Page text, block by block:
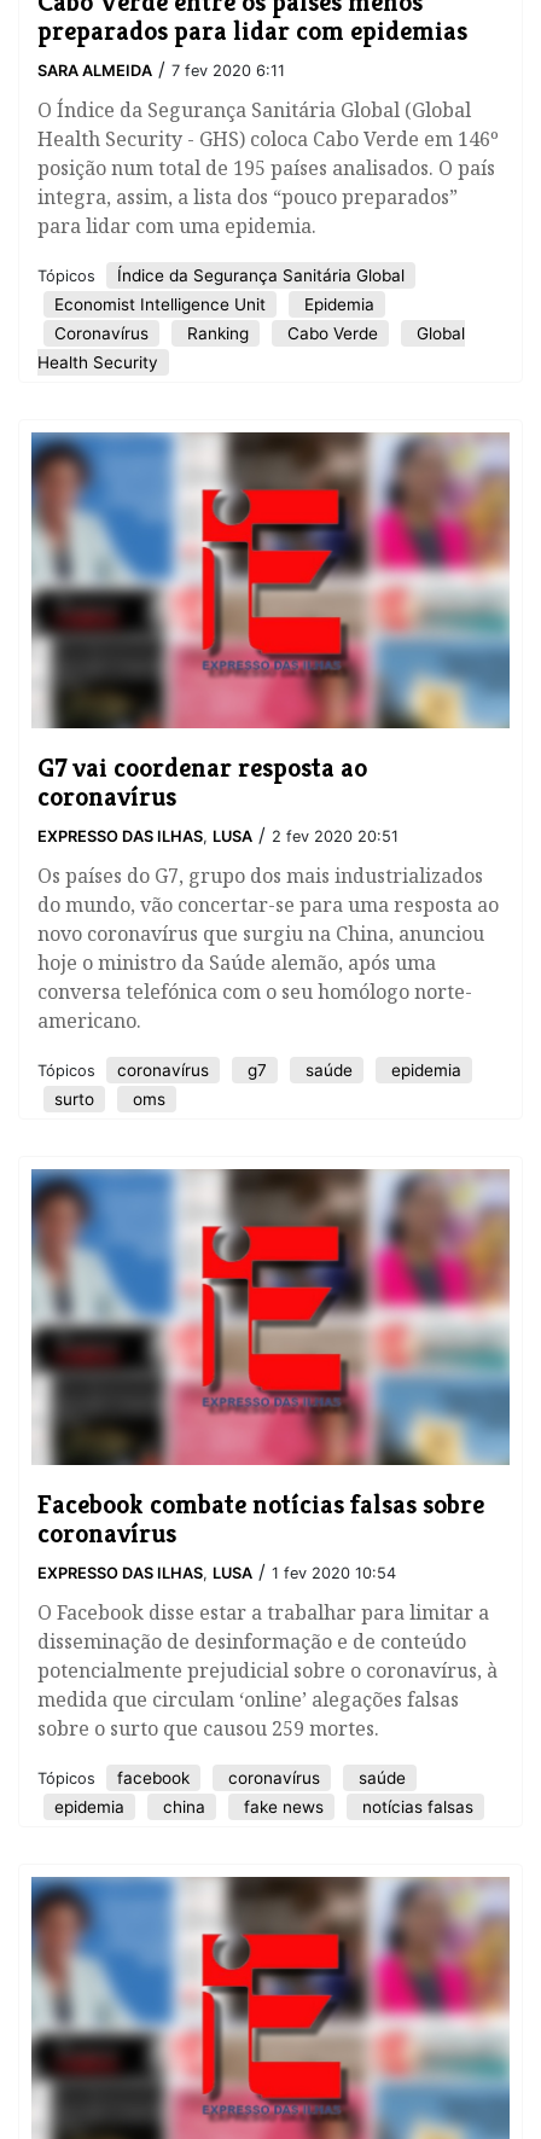
preparados para lidar com epidemias
SARA ALMEIDA / 7 fev 2020 6:11
O Índice da Segurança Sanitária Global (Global
Health Security - GHS) coloca Cabo Verde em 146º
posição num total de 195 países analisados. O país
integra, assim, a lista dos “pouco preparados”
para lidar com uma epidemia.
Tópicos
Índice da Segurança Sanitária Global
Economist Intelligence Unit
Epidemia
Coronavírus
Ranking Cabo Verde
Global
Health Security
G7 vai coordenar resposta ao
coronavírus
EXPRESSO DAS ILHAS, LUSA / 2 fev 2020 20:51
​Os países do G7, grupo dos mais industrializados
do mundo, vão concertar-se para uma resposta ao
novo coronavírus que surgiu na China, anunciou
hoje o ministro da Saúde alemão, após uma
conversa telefónica com o seu homólogo norte-
americano.
Tópicos coronavírus g7 saúde
epidemia
surto
oms
Facebook combate notícias falsas sobre
coronavírus
EXPRESSO DAS ILHAS, LUSA / 1 fev 2020 10:54
​O Facebook disse estar a trabalhar para limitar a
disseminação de desinformação e de conteúdo
potencialmente prejudicial sobre o coronavírus, à
medida que circulam ‘online’ alegações falsas
sobre o surto que causou 259 mortes.
Tópicos facebook coronavírus
saúde
epidemia
china fake news notícias falsas